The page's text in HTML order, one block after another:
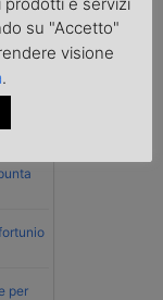
per
su "Accetto"
visione
.